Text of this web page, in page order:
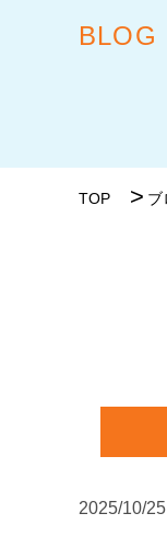
BLOG
TOP ブ
2025/10/25